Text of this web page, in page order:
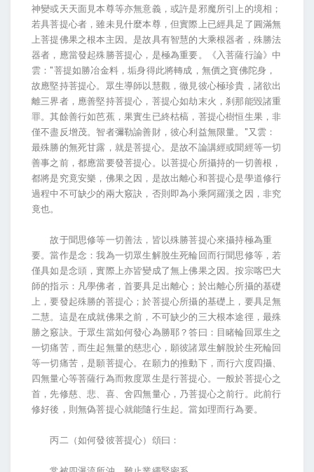
神變或天天面見本尊等亦無意義，或許是邪魔所引上的境相；
若具菩提心者，雖未見什麼本尊，但實際上已經具足了圓滿無
上菩提佛果之根本主因。是故具有智慧的大乘根器者，殊勝法
器者，應當發起殊勝菩提心，是極為重要。《入菩薩行論》中
雲："菩提如勝冶金料，垢身得此將轉成，無價之寶佛陀身，
故應堅持菩提心。眾生導師以慧觀，徹見彼心極珍貴，諸欲出
離三界者，應善堅持菩提心，菩提心如劫末火，刹那能毀諸重
罪。其餘善行如芭蕉，果實生已終枯槁，菩提心樹恒生果，非
僅不盡反增茂。智者彌勒諭善財，彼心利益無限量。"又雲：
最殊勝的無死甘露，就是菩提心。是故不論講經或聞經等一切
善事之前，都應當要發菩提心。以菩提心所攝持的一切善根，
都將是究竟安樂，佛果之因，是故出離心和菩提心是學道修行
過程中不可缺少的兩大竅訣，否則即為小乘阿羅漢之因，非究
竟也。
故于聞思修等一切善法，皆以殊勝菩提心來攝持極為重
要。當作是念：我為一切眾生解脫生死輪回而行聞思修等，若
僅具如是念頭，實際上亦皆變成了無上佛果之因。按宗喀巴大
師的指示：凡學佛者，首要具足出離心；於出離心所攝的基礎
上，要發起殊勝的菩提心；於菩提心所攝的基礎上，要具足無
二慧。這是在成就佛果之前，不可缺少的三大根本途徑，最殊
勝之竅訣。于眾生當如何發心為勝耶？答曰：目睹輪回眾生之
一切痛苦，而生起無量的慈悲心，願彼諸眾生解脫於生死輪回
等一切痛苦，是願菩提心。在願力的推動下，而行六度四攝、
四無量心等菩薩行為而救度眾生是行菩提心。一般於菩提心之
首，先修慈、悲、喜、舍四無量心，乃菩提心之前行。此前行
修好後，則無偽菩提心就能隨行生起。當如理而行為要。
丙二（如何發彼菩提心）頌曰：